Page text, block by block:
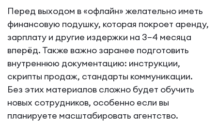
Перед выходом в «офлайн» желательно иметь
финансовую подушку, которая покроет аренду,
зарплату и другие издержки на 3–4 месяца
вперёд. Также важно заранее подготовить
внутреннюю документацию: инструкции,
скрипты продаж, стандарты коммуникации.
Без этих материалов сложно будет обучить
новых сотрудников, особенно если вы
планируете масштабировать агентство.